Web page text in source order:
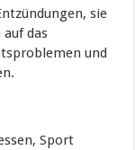
sie
das
und
Sport